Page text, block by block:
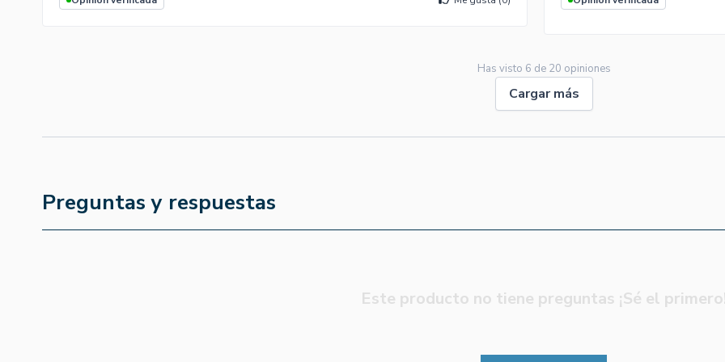
Has visto 6 de 20 opiniones
Cargar más
Preguntas y respuestas
Este producto no tiene preguntas ¡Sé el primero!